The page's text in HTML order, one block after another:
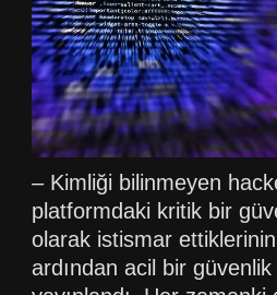
– Kimliği bilinmeyen
platformdaki kritik bir
olarak istismar
ardından acil bir